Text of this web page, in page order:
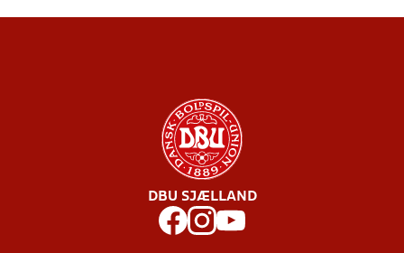
DBU SJÆLLAND